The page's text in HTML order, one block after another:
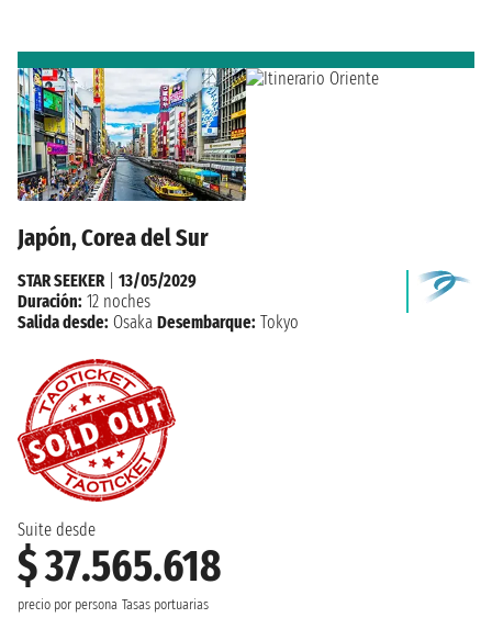
Japón, Corea del Sur
Suite desde
$ 37.565.618
precio por persona Tasas portuarias
STAR SEEKER| 13/05/2029
Duración: 12 noches
Salida desde: Osaka Desembarque: Tokyo